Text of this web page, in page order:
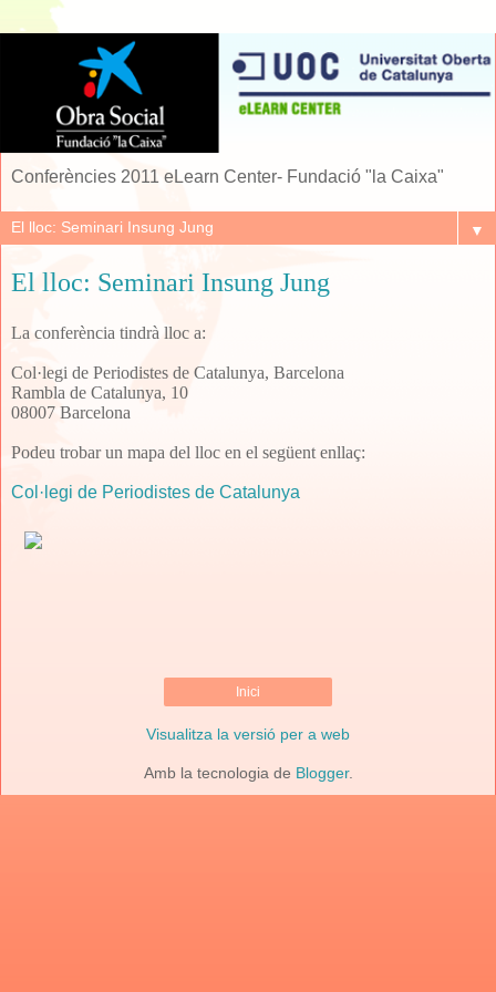
Conferències 2011 eLearn Center- Fundació "la Caixa"
▼
El lloc: Seminari Insung Jung
La conferència tindrà lloc a:
Col·legi de Periodistes de Catalunya, Barcelona
Rambla de Catalunya, 10
08007 Barcelona
Podeu trobar un mapa del lloc en el següent enllaç:
Col·legi de Periodistes de Catalunya
Inici
Visualitza la versió per a web
Amb la tecnologia de Blogger.